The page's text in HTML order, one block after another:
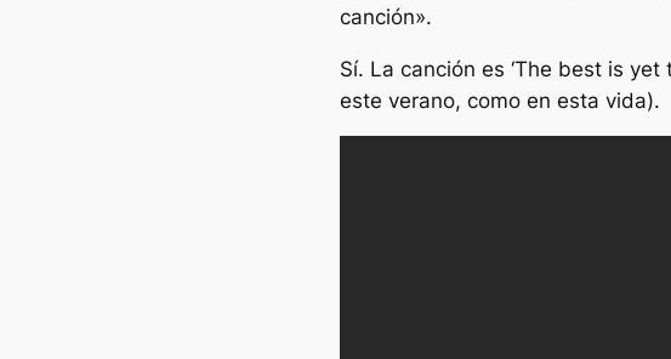
canción».
Sí. La canción es ‘The best is
este verano, como en esta vida).